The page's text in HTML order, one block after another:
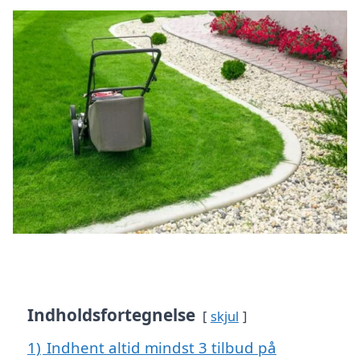
Indholdsfortegnelse skjul
1) Indhent altid mindst 3 tilbud på